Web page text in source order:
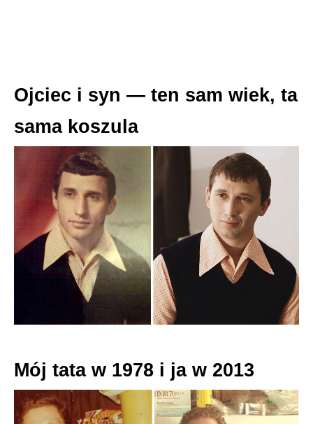
Ojciec i syn — ten sam wiek, ta
sama koszula
Mój tata w 1978 i ja w 2013